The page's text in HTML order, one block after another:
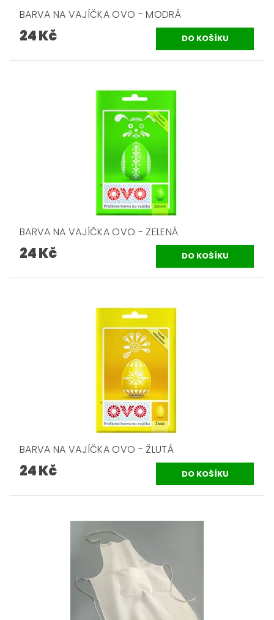
BARVA NA VAJÍČKA OVO - MODRÁ
24 Kč
BARVA NA VAJÍČKA OVO - ZELENÁ
24 Kč
BARVA NA VAJÍČKA OVO - ŽLUTÁ
24 Kč